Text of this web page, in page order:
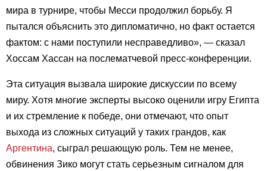
мира в турнире, чтобы Месси продолжил борьбу. Я
пытался объяснить это дипломатично, но факт остается
фактом: с нами поступили несправедливо», — сказал
Хоссам Хассан на послематчевой пресс-конференции.
Эта ситуация вызвала широкие дискуссии по всему
миру. Хотя многие эксперты высоко оценили игру Египта
и их стремление к победе, они отмечают, что опыт
выхода из сложных ситуаций у таких грандов, как
Аргентина, сыграл решающую роль. Тем не менее,
обвинения Зико могут стать серьезным сигналом для